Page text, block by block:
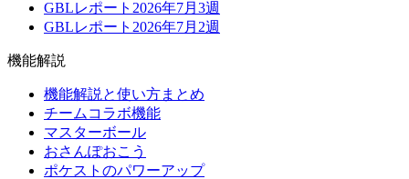
GBLレポート2026年7月3週
GBLレポート2026年7月2週
機能解説
機能解説と使い方まとめ
チームコラボ機能
マスターボール
おさんぽおこう
ポケストのパワーアップ